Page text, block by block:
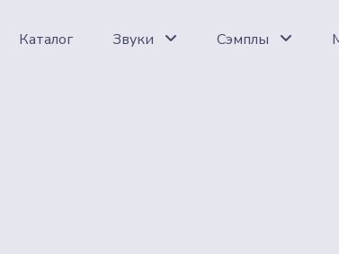
Каталог Звуки Сэмплы